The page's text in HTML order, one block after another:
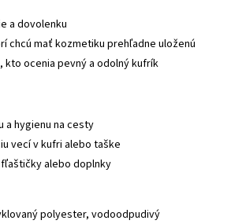
a dovolenku
chcú mať kozmetiku prehľadne uloženú
kto ocenia pevný a odolný kufrík
a hygienu na cesty
vecí v kufri alebo taške
fľaštičky alebo doplnky
polyester, vodoodpudivý